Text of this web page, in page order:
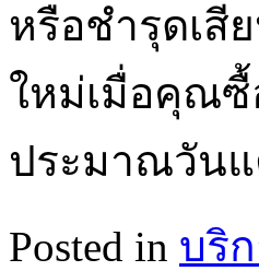
หรือชำรุดเสี
ใหม่เมื่อคุณซื้
ประมาณวันแ
Posted in บริ